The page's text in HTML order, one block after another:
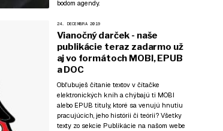
bodom agendy.
24. DECEMBRA 2019
Vianočný darček - naše
publikácie teraz zadarmo už
aj vo formátoch MOBI, EPUB
a DOC
Obľubuješ čítanie textov v čítačke
elektronických kníh a chýbajú ti MOBI
alebo EPUB tituly, ktoré sa venujú hnutiu
pracujúcich, jeho histórii či teórii? Všetky
texty zo sekcie Publikácie na našom webe